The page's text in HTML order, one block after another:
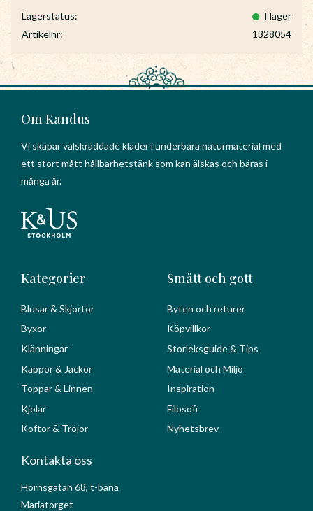
Lagerstatus
I lager
Artikelnr
1328054
Om Kandus
Vi skapar välskräddade kläder i underbara naturmaterial med
ett stort mått hållbarhetstänk som kan älskas och bäras i
många år.
Kategorier
Blusar & Skjortor
Byxor
Klänningar
Kappor & Jackor
Toppar & Linnen
Kjolar
Koftor & Tröjor
Smått och gott
Byten och returer
Köpvillkor
Storleksguide & Tips
Material och Miljö
Inspiration
Filosofi
Nyhetsbrev
Kontakta oss
Hornsgatan 68, t-bana
Mariatorget